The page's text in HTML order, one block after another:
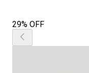
29% OFF